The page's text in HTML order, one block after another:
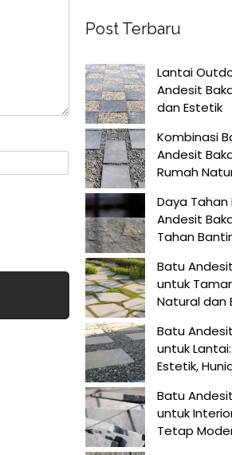
Post Terbaru
Lantai
Andesit
dan Estetik
Kombinasi
Andesit
Rumah
Daya Tahan
Andesit
Tahan
Batu
untuk
Natural dan
Batu
untuk
Estetik,
Batu
untuk
Tetap